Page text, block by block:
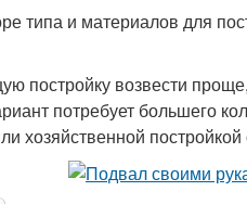
типа и материалов для
постройку возвести
потребует большего
хозяйственной постройкой